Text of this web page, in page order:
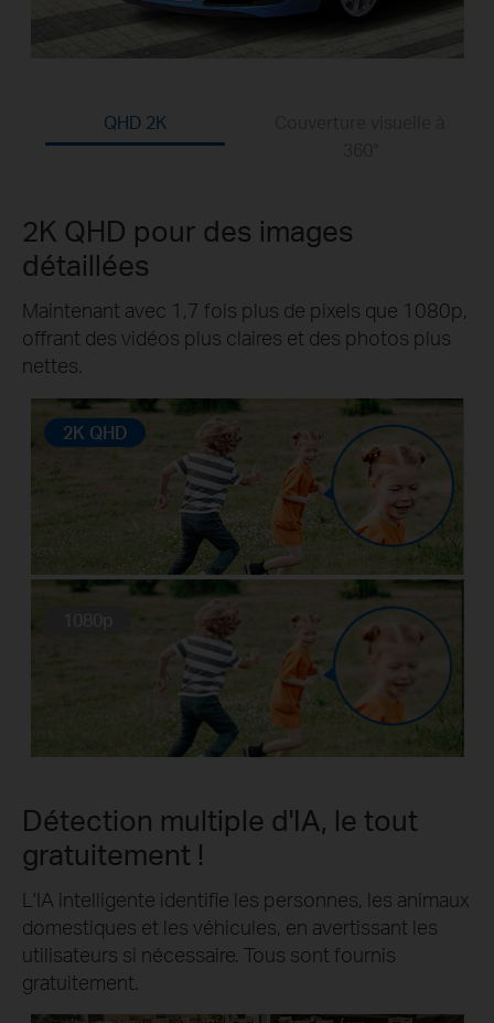
QHD 2K
2K QHD pour des images
détaillées
Maintenant avec 1,7 fois plus de pixels que 1080p,
offrant des vidéos plus claires et des photos plus
nettes.
2K QHD
Détection multiple d'IA, le tout
gratuitement !
L'IA intelligente identifie les personnes, les animaux
domestiques et les véhicules, en avertissant les
utilisateurs si nécessaire. Tous sont fournis
gratuitement.